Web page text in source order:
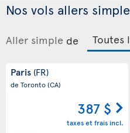
Nos vols allers
Aller simple de
Paris (FR)
de Toronto(CA)
387 $
taxes et frais incl.